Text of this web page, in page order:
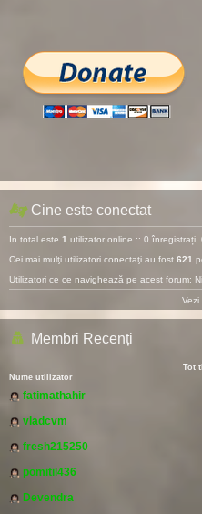
Cine este conectat
In total este 1 utilizator online :: 0 înregistrați,
Cei mai mulţi utilizatori conectaţi au fost 621
Utilizatori ce ce navighează pe acest forum:
Vezi
Membri Recenți
Tot
Nume utilizator
fatimathahir
vladcvm
fresh215250
pomitil436
Devendra